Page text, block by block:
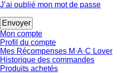
J’ai oublié mon mot de passe
Mon compte
Profil du compte
Mes Récompenses M·A·C Lover
Historique des commandes
Produits achetés